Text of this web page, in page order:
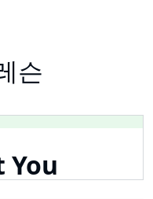
슨
You